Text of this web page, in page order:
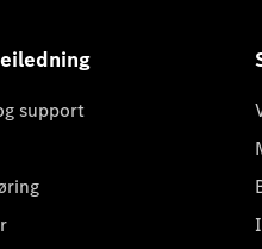
support